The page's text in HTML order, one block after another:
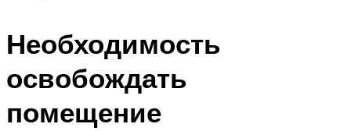
Необходимость
освобождать
помещение